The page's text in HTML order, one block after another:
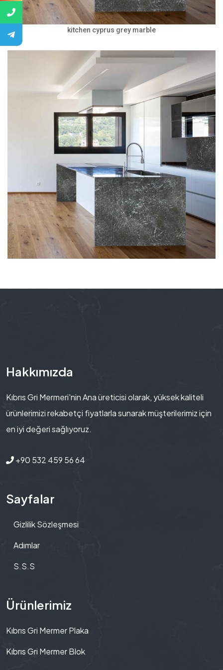
kitchen cyprus grey marble
Hakkımızda
Kıbrıs Gri Mermeri'nin Ana üreticisi olarak, yüksek kaliteli
ürünlerimizi rekabetçi fiyatlarla sunarak müşterilerimiz için
en iyi değeri sağlıyoruz.
‪+90 532 459 56 64‬
Sayfalar
Gizlilik Sözleşmesi
Adımlar
S.S.S
Ürünlerimiz
Kıbrıs Gri Mermer Plaka
Kıbrıs Gri Mermer Blok